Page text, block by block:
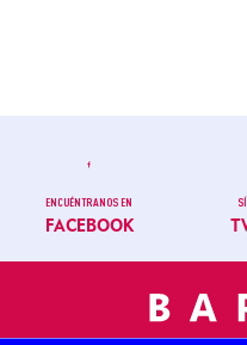
ENCUÉNTRANOS EN
FACEBOOK